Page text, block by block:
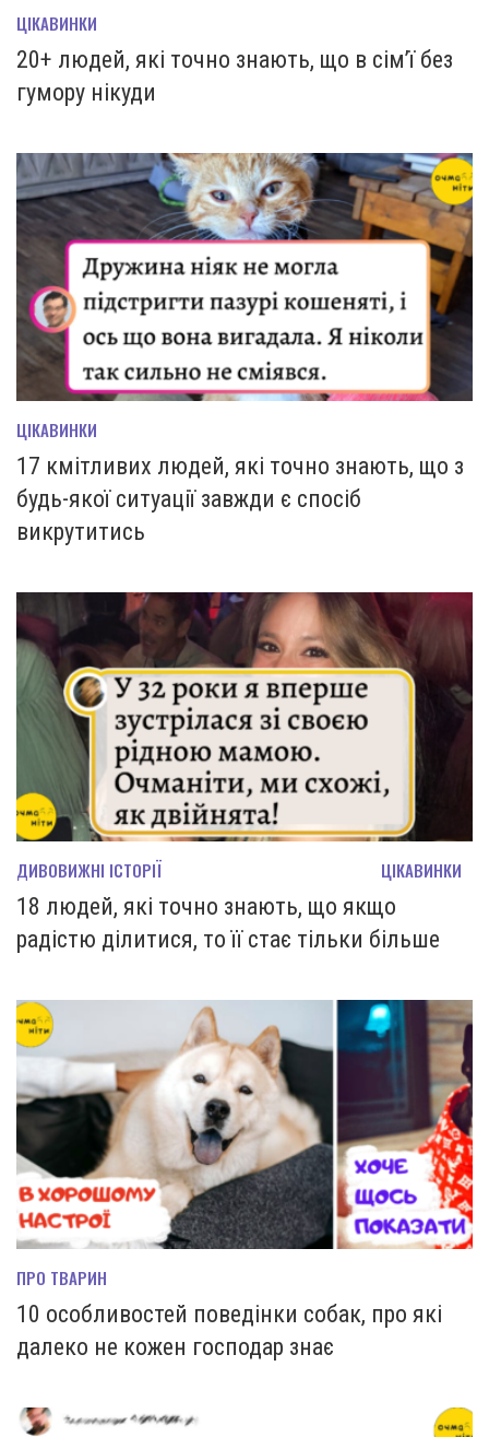
ЦІКАВИНКИ
20+ людей, які точно знають, що в сім’ї без
гумору нікуди
ЦІКАВИНКИ
17 кмітливих людей, які точно знають, що з
будь-якої ситуації завжди є спосіб
викрутитись
ДИВОВИЖНІ ІСТОРІЇ ЦІКАВИНКИ
18 людей, які точно знають, що якщо
радістю ділитися, то її стає тільки більше
ПРО ТВАРИН
10 особливостей поведінки собак, про які
далеко не кожен господар знає